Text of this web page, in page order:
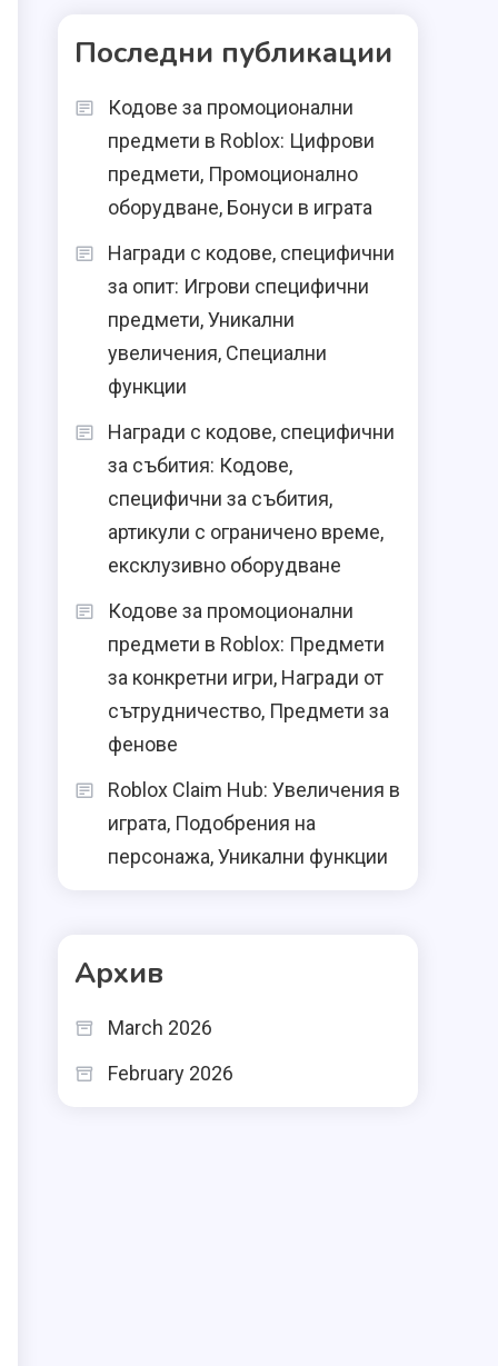
Последни публикации
Кодове за промоционални
предмети в Roblox: Цифрови
предмети, Промоционално
оборудване, Бонуси в играта
Награди с кодове, специфични
за опит: Игрови специфични
предмети, Уникални
увеличения, Специални
функции
Награди с кодове, специфични
за събития: Кодове,
специфични за събития,
артикули с ограничено време,
ексклузивно оборудване
Кодове за промоционални
предмети в Roblox: Предмети
за конкретни игри, Награди от
сътрудничество, Предмети за
фенове
Roblox Claim Hub: Увеличения в
играта, Подобрения на
персонажа, Уникални функции
Архив
March 2026
February 2026